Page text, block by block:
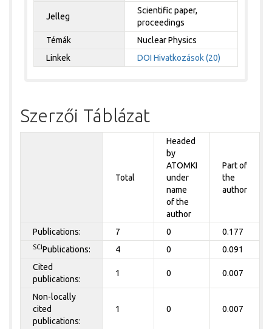
Jelleg
Scientific paper,
proceedings
Témák
Nuclear Physics
Linkek
DOI Hivatkozások (20)
Szerzői Táblázat
Total
Headed
by
ATOMKI
under
name
of the
author
Part of
the
author
Publications: 7 0 0.177
SCIPublications: 4 0 0.091
Cited
publications:
1 0 0.007
Non-locally
cited
publications:
1 0 0.007